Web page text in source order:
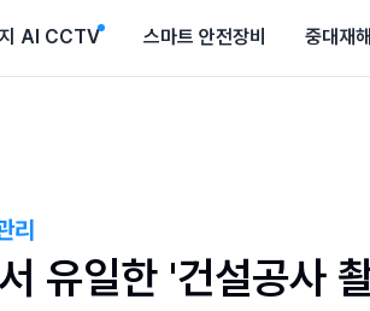
AI CCTV 스마트 안전장비 중대재
리
유일한 '건설공사